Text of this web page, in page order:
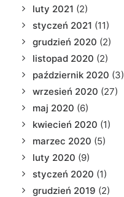
luty 2021 (2)
styczeń 2021 (11)
grudzień 2020 (2)
listopad 2020 (2)
październik 2020 (3)
wrzesień 2020 (27)
maj 2020 (6)
kwiecień 2020 (1)
marzec 2020 (5)
luty 2020 (9)
styczeń 2020 (1)
grudzień 2019 (2)